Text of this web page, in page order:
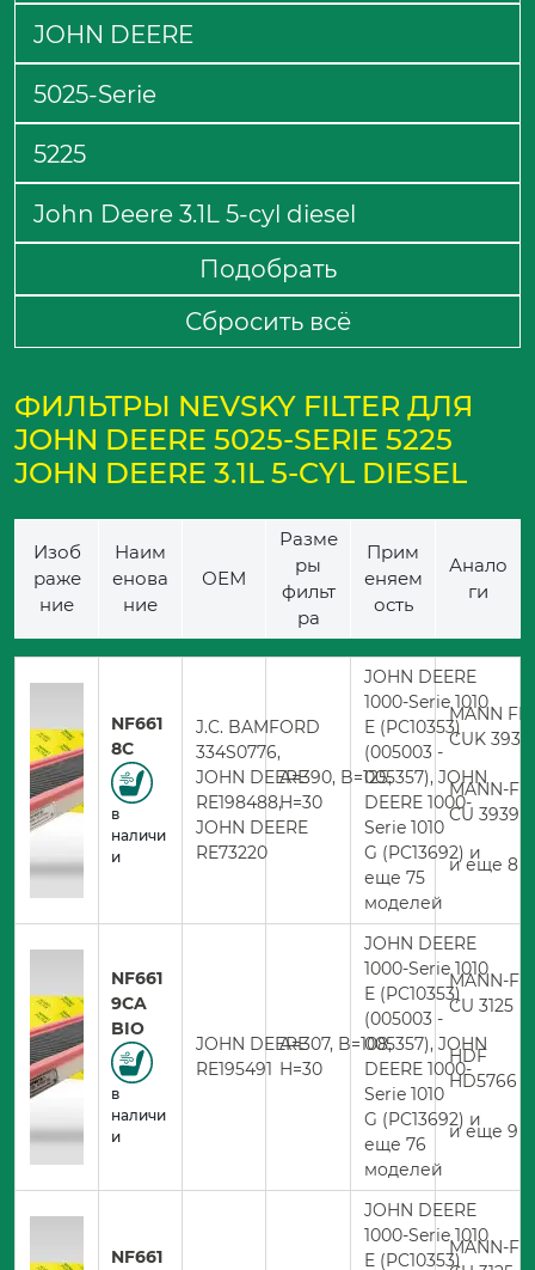
Подобрать
Сбросить всё
ФИЛЬТРЫ NEVSKY FILTER ДЛЯ
JOHN DEERE 5025-SERIE 5225
JOHN DEERE 3.1L 5-CYL DIESEL
Изоб
раже
ние
Наим
енова
ние
ОЕМ
Разме
ры
фильт
ра
Прим
еняем
ость
Анало
ги
NF661
8C
в
наличи
и
J.C. BAMFORD
334S0776,
JOHN DEERE
RE198488,
JOHN DEERE
RE73220
A=390, B=125,
H=30
JOHN DEERE
1000-Serie 1010
E (PC10353)
(005003 -
005357), JOHN
DEERE 1000-
Serie 1010
G (PC13692) и
еще 75
моделей
MANN
CUK 3939
MANN-
CU 3939
и еще 8
NF661
9CA
BIO
в
наличи
и
JOHN DEERE
RE195491
A=307, B=108,
H=30
JOHN DEERE
1000-Serie 1010
E (PC10353)
(005003 -
005357), JOHN
DEERE 1000-
Serie 1010
G (PC13692) и
еще 76
моделей
MANN-
CU 3125
HDF
HD5766
и еще 9
NF661
JOHN DEERE
1000-Serie 1010
E (PC10353)
MANN-